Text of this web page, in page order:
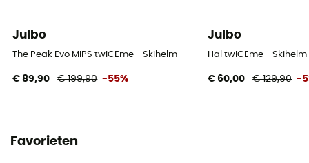
Julbo
The Peak Evo MIPS twICEme - Skihelm
€ 89,90 € 199,90 -55%
Julbo
Hal twICEme - Skihelm
€ 60,00 € 129,90 -
Favorieten